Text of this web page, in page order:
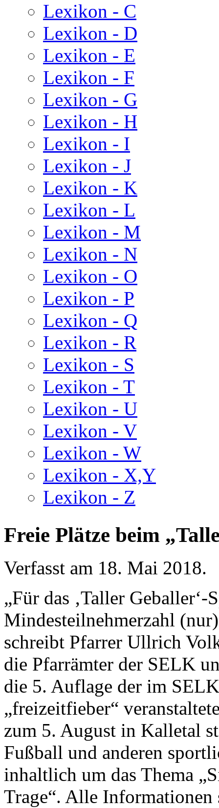
Lexikon - C
Lexikon - D
Lexikon - E
Lexikon - F
Lexikon - G
Lexikon - H
Lexikon - I
Lexikon - J
Lexikon - K
Lexikon - L
Lexikon - M
Lexikon - N
Lexikon - O
Lexikon - P
Lexikon - Q
Lexikon - R
Lexikon - S
Lexikon - T
Lexikon - U
Lexikon - V
Lexikon - W
Lexikon - X,Y
Lexikon - Z
Freie Plätze beim
Verfasst am 18. Mai 2018.
„Für das ‚Taller
Mindesteilnehmerzahl
schreibt Pfarrer Ullrich
die Pfarrämter der SELK
die 5. Auflage der im
„freizeitfieber“
zum 5. August in Kalletal
Fußball und anderen
inhaltlich um das Thema
Trage“. Alle